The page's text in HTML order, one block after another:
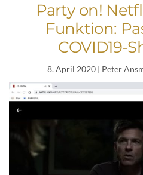
Party on!
Funktion:
COVID19-
8. April 2020 | Peter